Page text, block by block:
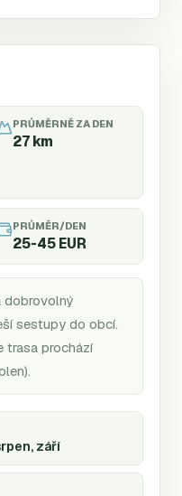
PRŮMĚRNĚ ZA DEN
27 km
PRŮMĚR/DEN
25-45 EUR
dobrovolný
sestupy do obcí.
trasa prochází
září